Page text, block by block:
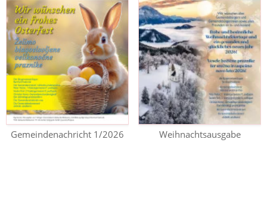
Gemeindenachricht 1/2026 Weihnachtsausgabe